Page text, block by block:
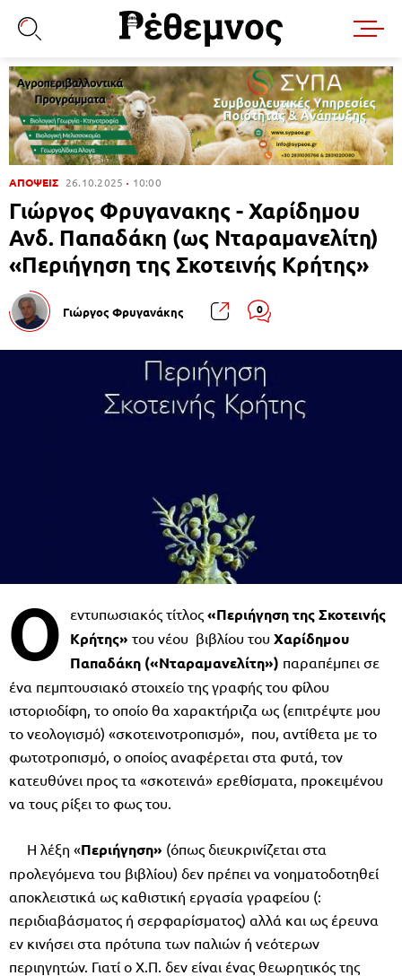
ΑΠΟΨΕΙΣ 26.10.2025 10:00
Γιώργος Φρυγανακης - Χαρίδημου
Ανδ. Παπαδάκη (ως Νταραμανελίτη)
«Περιήγηση της Σκοτεινής Κρήτης»
Γιώργος Φρυγανάκης 0
Ο εντυπωσιακός τίτλος «Περιήγηση της Σκοτεινής
Κρήτης» του νέου βιβλίου του Χαρίδημου
Παπαδάκη («Νταραμανελίτη») παραπέμπει σε
ένα πεμπτουσιακό στοιχείο της γραφής του φίλου
ιστοριοδίφη, το οποίο θα χαρακτήριζα ως (επιτρέψτε μου
το νεολογισμό) «σκοτεινοτροπισμό», που, αντίθετα με το
φωτοτροπισμό, ο οποίος αναφέρεται στα φυτά, τον
κατευθύνει προς τα «σκοτεινά» ερεθίσματα, προκειμένου
να τους ρίξει το φως του.
Η λέξη «Περιήγηση» (όπως διευκρινίζεται στα
προλεγόμενα του βιβλίου) δεν πρέπει να νοηματοδοτηθεί
αποκλειστικά ως καθιστική εργασία γραφείου (:
περιδιαβάσματος ή σερφαρίσματος) αλλά και ως έρευνα
εν κινήσει στα πρότυπα των παλιών ή νεότερων
περιηγητών. Γιατί ο Χ.Π. δεν είναι ένας θεωρητικός της